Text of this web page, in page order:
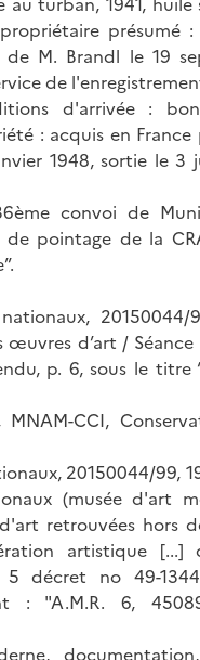
présumé :
M. Brandl le 19
de
d'arrivée :
: acquis en
1948, sortie le 3
convoi de
pointage de la
20150044/
œuvres d’art /
p. 6, sous le titre
CCI,
20150044/99,
(musée d'art
retrouvées hors
artistique [...]
5 décret no 49-
: "A.M.R. 6,